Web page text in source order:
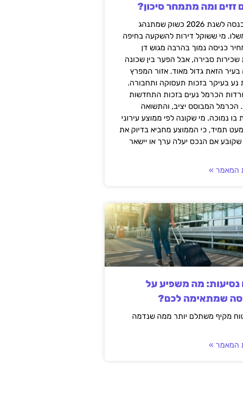
זזים ומה מתמחר סיכון?
חיפה נכנסה לשנת 2026 כשוק שמתנהג
מי ששוקל דירות להשקעה בחיפה
כניסה נמוך בהרבה מגוש דן
שכירות סבירה, אבל הפער בין שכונה
בעיר הזאת גדול מאוד. אזור המפרץ
נע בעיקר בזכות תעסוקה ותחבורה.
הכרמל נעים בזכות התחדשות
הכרמל המבוסס יציב, והתשואה
בו נמוכה. מי שקונה לפי ממוצע עירוני
תמיד, כי הממוצע מחביא בדיוק את
אם הנכס יעלה ערך או יישאר
המאמר »
נסיעות: מה משפיע על
שמתאימה לכם?
מקיף משתלם יותר ממה שנדמה
המאמר »